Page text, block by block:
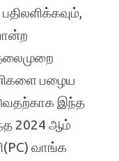
பழைய
இந்த
2024 ஆம்
வாங்க